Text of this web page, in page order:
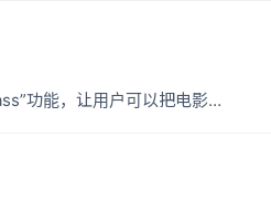
功能，让用户可以把电影…